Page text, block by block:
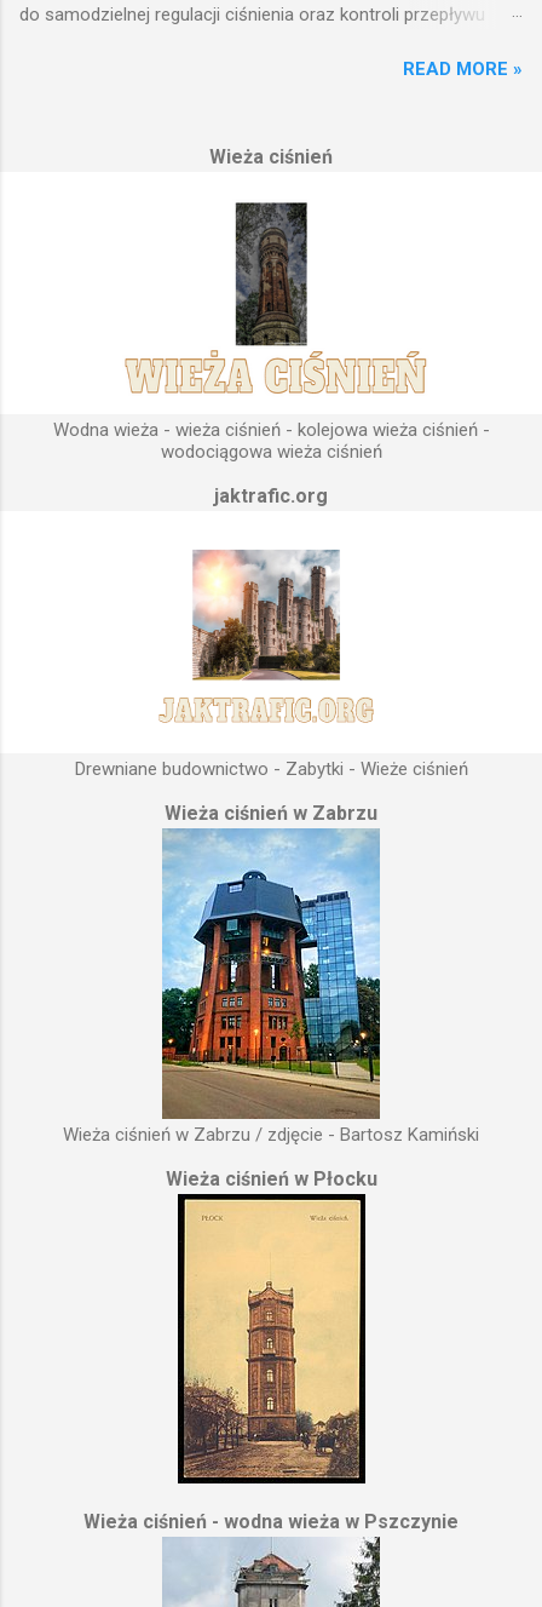
do samodzielnej regulacji ciśnienia oraz kontroli przepływu
na którym została wzniesiona. Wieża ciśnień jest obiektem
fundamenty modułu infrastruktury wodnej, zaplanowanej dla
Podstawową funkcją wież ciśnień jest zwiększanie ciśnienia
wody do dystrybucji. Zasada działania wieży ciśnień Cechą
priorytetową przy projektowaniu wieży ciśnień jest wyszukanie
odpowiedniego terenu pod przyszłe fundamenty obiektu.
Konstrukcja, aby mogła być w pełni funkcjonalna musi zostać
wybudowana na najwyższym lokalnym wzniesieniu. Ponieważ
gromadząca się woda w zbiorniku wieży ciśnień musi być
umieszczona wyżej, niż instalacje wodne znajdujące się u
odbiorców. Schema...
READ MORE »
Wieża ciśnień
Wodna wieża - wieża ciśnień - kolejowa wieża ciśnień -
wodociągowa wieża ciśnień
jaktrafic.org
Drewniane budownictwo - Zabytki - Wieże ciśnień
Wieża ciśnień w Zabrzu
Wieża ciśnień w Zabrzu / zdjęcie - Bartosz Kamiński
Wieża ciśnień w Płocku
Wieża ciśnień - wodna wieża w Pszczynie